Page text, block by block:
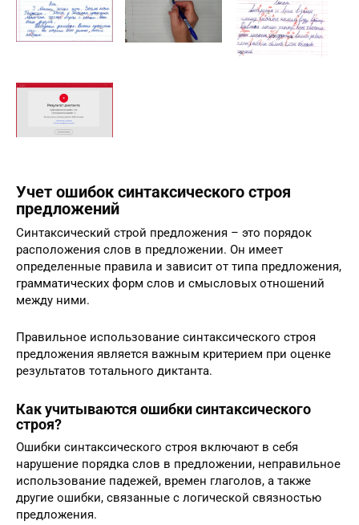
Учет ошибок синтаксического строя
предложений
Синтаксический строй предложения – это порядок
расположения слов в предложении. Он имеет
определенные правила и зависит от типа предложения,
грамматических форм слов и смысловых отношений
между ними.
Правильное использование синтаксического строя
предложения является важным критерием при оценке
результатов тотального диктанта.
Как учитываются ошибки синтаксического
строя?
Ошибки синтаксического строя включают в себя
нарушение порядка слов в предложении, неправильное
использование падежей, времен глаголов, а также
другие ошибки, связанные с логической связностью
предложения.